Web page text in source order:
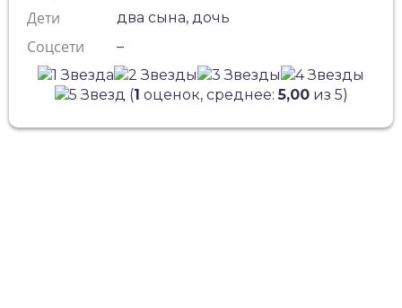
Дети два сына, дочь
Соцсети –
(1 оценок, среднее:5,00из 5)